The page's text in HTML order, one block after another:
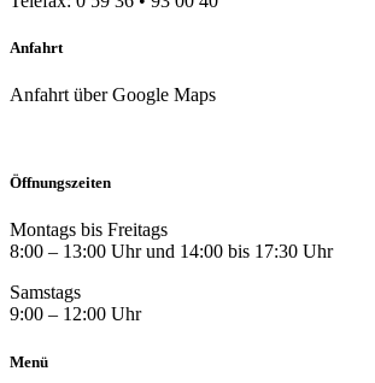
Anfahrt
Anfahrt über Google Maps
Öffnungszeiten
Montags bis Freitags
8:00 – 13:00 Uhr und 14:00 bis 17:30 Uhr
Samstags
9:00 – 12:00 Uhr
Menü